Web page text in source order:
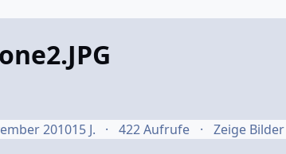
201015 J. 422 Aufrufe Zeige